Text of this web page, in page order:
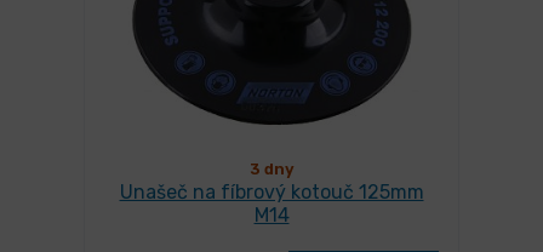
3 dny
Unašeč na fíbrový kotouč 125mm
M14